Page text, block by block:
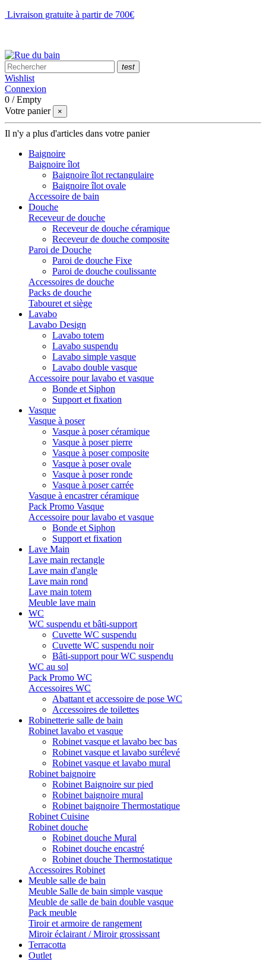
Livraison gratuite à partir de 700€
test
Wishlist
Connexion
0 /Empty
Votre panier
×
Il n'y a plus d'articles dans votre panier
Baignoire
Baignoire îlot
Baignoire îlot rectangulaire
Baignoire îlot ovale
Accessoire de bain
Douche
Receveur de douche
Receveur de douche céramique
Receveur de douche composite
Paroi de Douche
Paroi de douche Fixe
Paroi de douche coulissante
Accessoires de douche
Packs de douche
Tabouret et siège
Lavabo
Lavabo Design
Lavabo totem
Lavabo suspendu
Lavabo simple vasque
Lavabo double vasque
Accessoire pour lavabo et vasque
Bonde et Siphon
Support et fixation
Vasque
Vasque à poser
Vasque à poser céramique
Vasque à poser pierre
Vasque à poser composite
Vasque à poser ovale
Vasque à poser ronde
Vasque à poser carrée
Vasque à encastrer céramique
Pack Promo Vasque
Accessoire pour lavabo et vasque
Bonde et Siphon
Support et fixation
Lave Main
Lave main rectangle
Lave main d'angle
Lave main rond
Lave main totem
Meuble lave main
WC
WC suspendu et bâti-support
Cuvette WC suspendu
Cuvette WC suspendu noir
Bâti-support pour WC suspendu
WC au sol
Pack Promo WC
Accessoires WC
Abattant et accessoire de pose WC
Accessoires de toilettes
Robinetterie salle de bain
Robinet lavabo et vasque
Robinet vasque et lavabo bec bas
Robinet vasque et lavabo surélevé
Robinet vasque et lavabo mural
Robinet baignoire
Robinet Baignoire sur pied
Robinet baignoire mural
Robinet baignoire Thermostatique
Robinet Cuisine
Robinet douche
Robinet douche Mural
Robinet douche encastré
Robinet douche Thermostatique
Accessoires Robinet
Meuble salle de bain
Meuble Salle de bain simple vasque
Meuble de salle de bain double vasque
Pack meuble
Tiroir et armoire de rangement
Miroir éclairant / Miroir grossissant
Terracotta
Outlet